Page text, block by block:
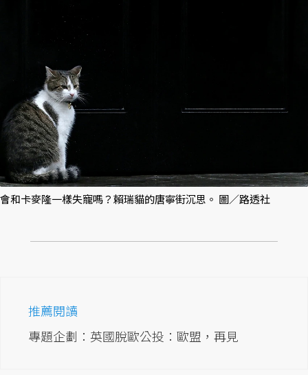
會和卡麥隆一樣失寵嗎？賴瑞貓的唐寧街沉思。 圖／路透社
推薦閱讀
專題企劃：英國脫歐公投：歐盟，再見